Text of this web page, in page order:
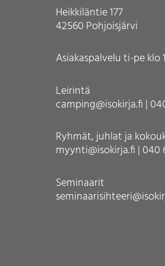
Heikkiläntie 177
42560 Pohjoisjärvi
Asiakaspalvelu ti-pe klo
Leirintä
camping@isokirja.fi |
Ryhmät, juhlat ja
myynti@isokirja.fi | 040
Seminaarit